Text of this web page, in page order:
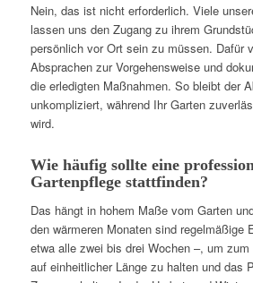
Nein, das ist nicht erforderlich. Viele
lassen uns den Zugang zu ihrem
persönlich vor Ort sein zu müssen. Dafür
Absprachen zur Vorgehensweise und
die erledigten Maßnahmen. So bleibt der
unkompliziert, während Ihr Garten
wird.
Wie häufig sollte eine
Gartenpflege stattfinden?
Das hängt in hohem Maße vom Garten
den wärmeren Monaten sind regelmäßige
etwa alle zwei bis drei Wochen –, um
auf einheitlicher Länge zu halten und das